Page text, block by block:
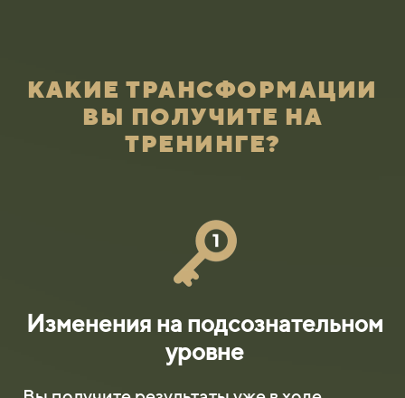
КАКИЕ ТРАНСФОРМАЦИИ
ВЫ ПОЛУЧИТЕ НА
ТРЕНИНГЕ?
Изменения на подсознательном
уровне